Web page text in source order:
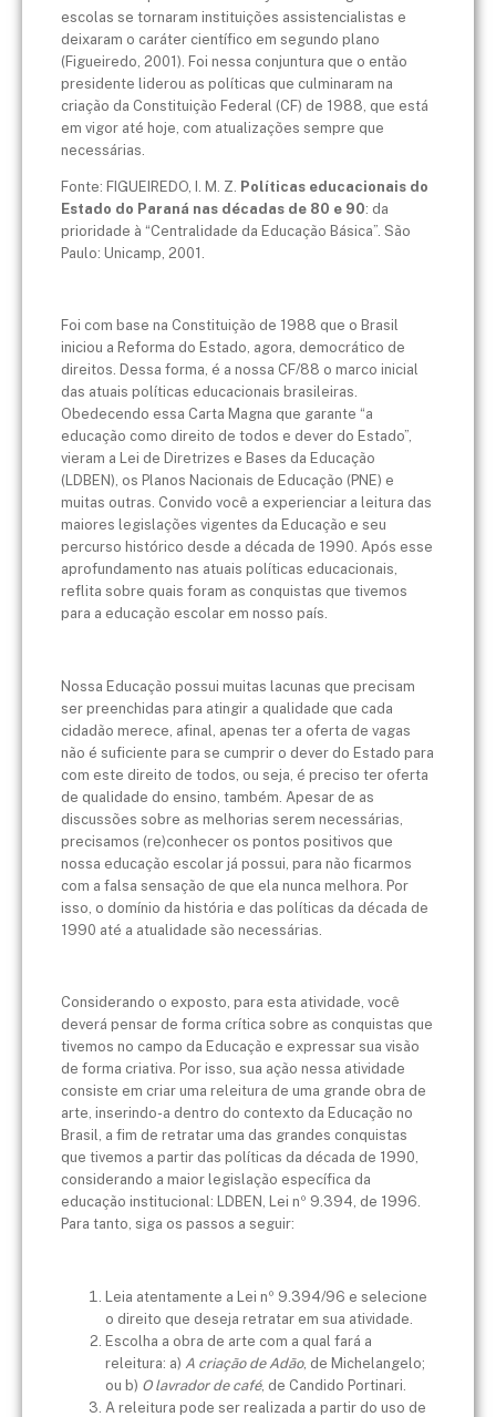
escolas se tornaram instituições assistencialistas e
deixaram o caráter científico em segundo plano
(Figueiredo, 2001). Foi nessa conjuntura que o então
presidente liderou as políticas que culminaram na
criação da Constituição Federal (CF) de 1988, que está
em vigor até hoje, com atualizações sempre que
necessárias.
Fonte: FIGUEIREDO, I. M. Z. Políticas educacionais do
Estado do Paraná nas décadas de 80 e 90: da
prioridade à “Centralidade da Educação Básica”. São
Paulo: Unicamp, 2001.
Foi com base na Constituição de 1988 que o Brasil
iniciou a Reforma do Estado, agora, democrático de
direitos. Dessa forma, é a nossa CF/88 o marco inicial
das atuais políticas educacionais brasileiras.
Obedecendo essa Carta Magna que garante “a
educação como direito de todos e dever do Estado”,
vieram a Lei de Diretrizes e Bases da Educação
(LDBEN), os Planos Nacionais de Educação (PNE) e
muitas outras. Convido você a experienciar a leitura das
maiores legislações vigentes da Educação e seu
percurso histórico desde a década de 1990. Após esse
aprofundamento nas atuais políticas educacionais,
reflita sobre quais foram as conquistas que tivemos
para a educação escolar em nosso país.
Nossa Educação possui muitas lacunas que precisam
ser preenchidas para atingir a qualidade que cada
cidadão merece, afinal, apenas ter a oferta de vagas
não é suficiente para se cumprir o dever do Estado para
com este direito de todos, ou seja, é preciso ter oferta
de qualidade do ensino, também. Apesar de as
discussões sobre as melhorias serem necessárias,
precisamos (re)conhecer os pontos positivos que
nossa educação escolar já possui, para não ficarmos
com a falsa sensação de que ela nunca melhora. Por
isso, o domínio da história e das políticas da década de
1990 até a atualidade são necessárias.
Considerando o exposto, para esta atividade, você
deverá pensar de forma crítica sobre as conquistas que
tivemos no campo da Educação e expressar sua visão
de forma criativa. Por isso, sua ação nessa atividade
consiste em criar uma releitura de uma grande obra de
arte, inserindo-a dentro do contexto da Educação no
Brasil, a fim de retratar uma das grandes conquistas
que tivemos a partir das políticas da década de 1990,
considerando a maior legislação específica da
educação institucional: LDBEN, Lei nº 9.394, de 1996.
Para tanto, siga os passos a seguir:
Leia atentamente a Lei nº 9.394/96 e selecione
o direito que deseja retratar em sua atividade.
Escolha a obra de arte com a qual fará a
releitura: a) A criação de Adão, de Michelangelo;
ou b) O lavrador de café, de Candido Portinari.
A releitura pode ser realizada a partir do uso de